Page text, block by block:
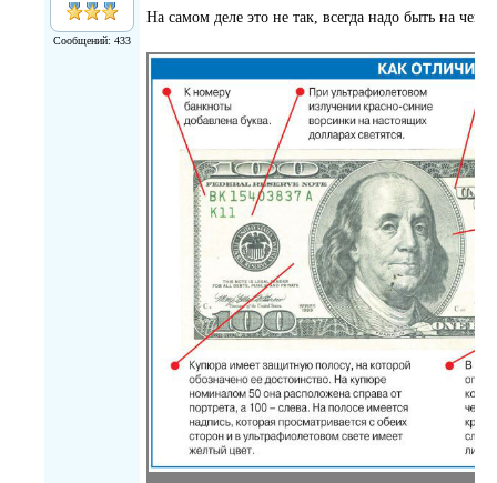
Сообщений: 433
На самом деле это не так, всегда надо быть на